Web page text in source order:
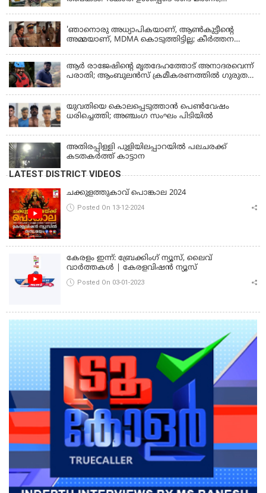
'ഞാനൊരു അധ്യാപികയാണ്, ആണ്‍കുട്ടീന്റെ
അമ്മയാണ്‌, MDMA കൊടുത്തിട്ടില്ല; കീർത്തന
ആര്‍ രാജേഷിന്റെ മൃതദേഹത്തോട് അനാദരവെന്ന്
പരാതി; ആംബുലന്‍സ് ക്രമീകരണത്തില്‍ ഗുരുതര
ഫ്രീസര്‍ സംവിധാനം ഇല്ലാതെയെന്നും ആരോപണം
യുവതിയെ കൊലപ്പെടുത്താൻ പെൺവേഷം
ധരിച്ചെത്തി; അഞ്ചംഗ സംഘം പിടിയിൽ
അതിരപ്പിള്ളി പുളിയിലപ്പാറയിൽ പലചരക്ക്
കടതകർത്ത് കാട്ടാന
LATEST DISTRICT VIDEOS
ചക്കുളത്തുകാവ് പൊങ്കാല 2024
Posted On 13-12-2024
കേരളം ഇന്ന്: ബ്രേക്കിംഗ് ന്യൂസ്, ലൈവ്
വാർത്തകൾ | കേരളവിഷൻ ന്യൂസ്
Posted On 03-01-2023